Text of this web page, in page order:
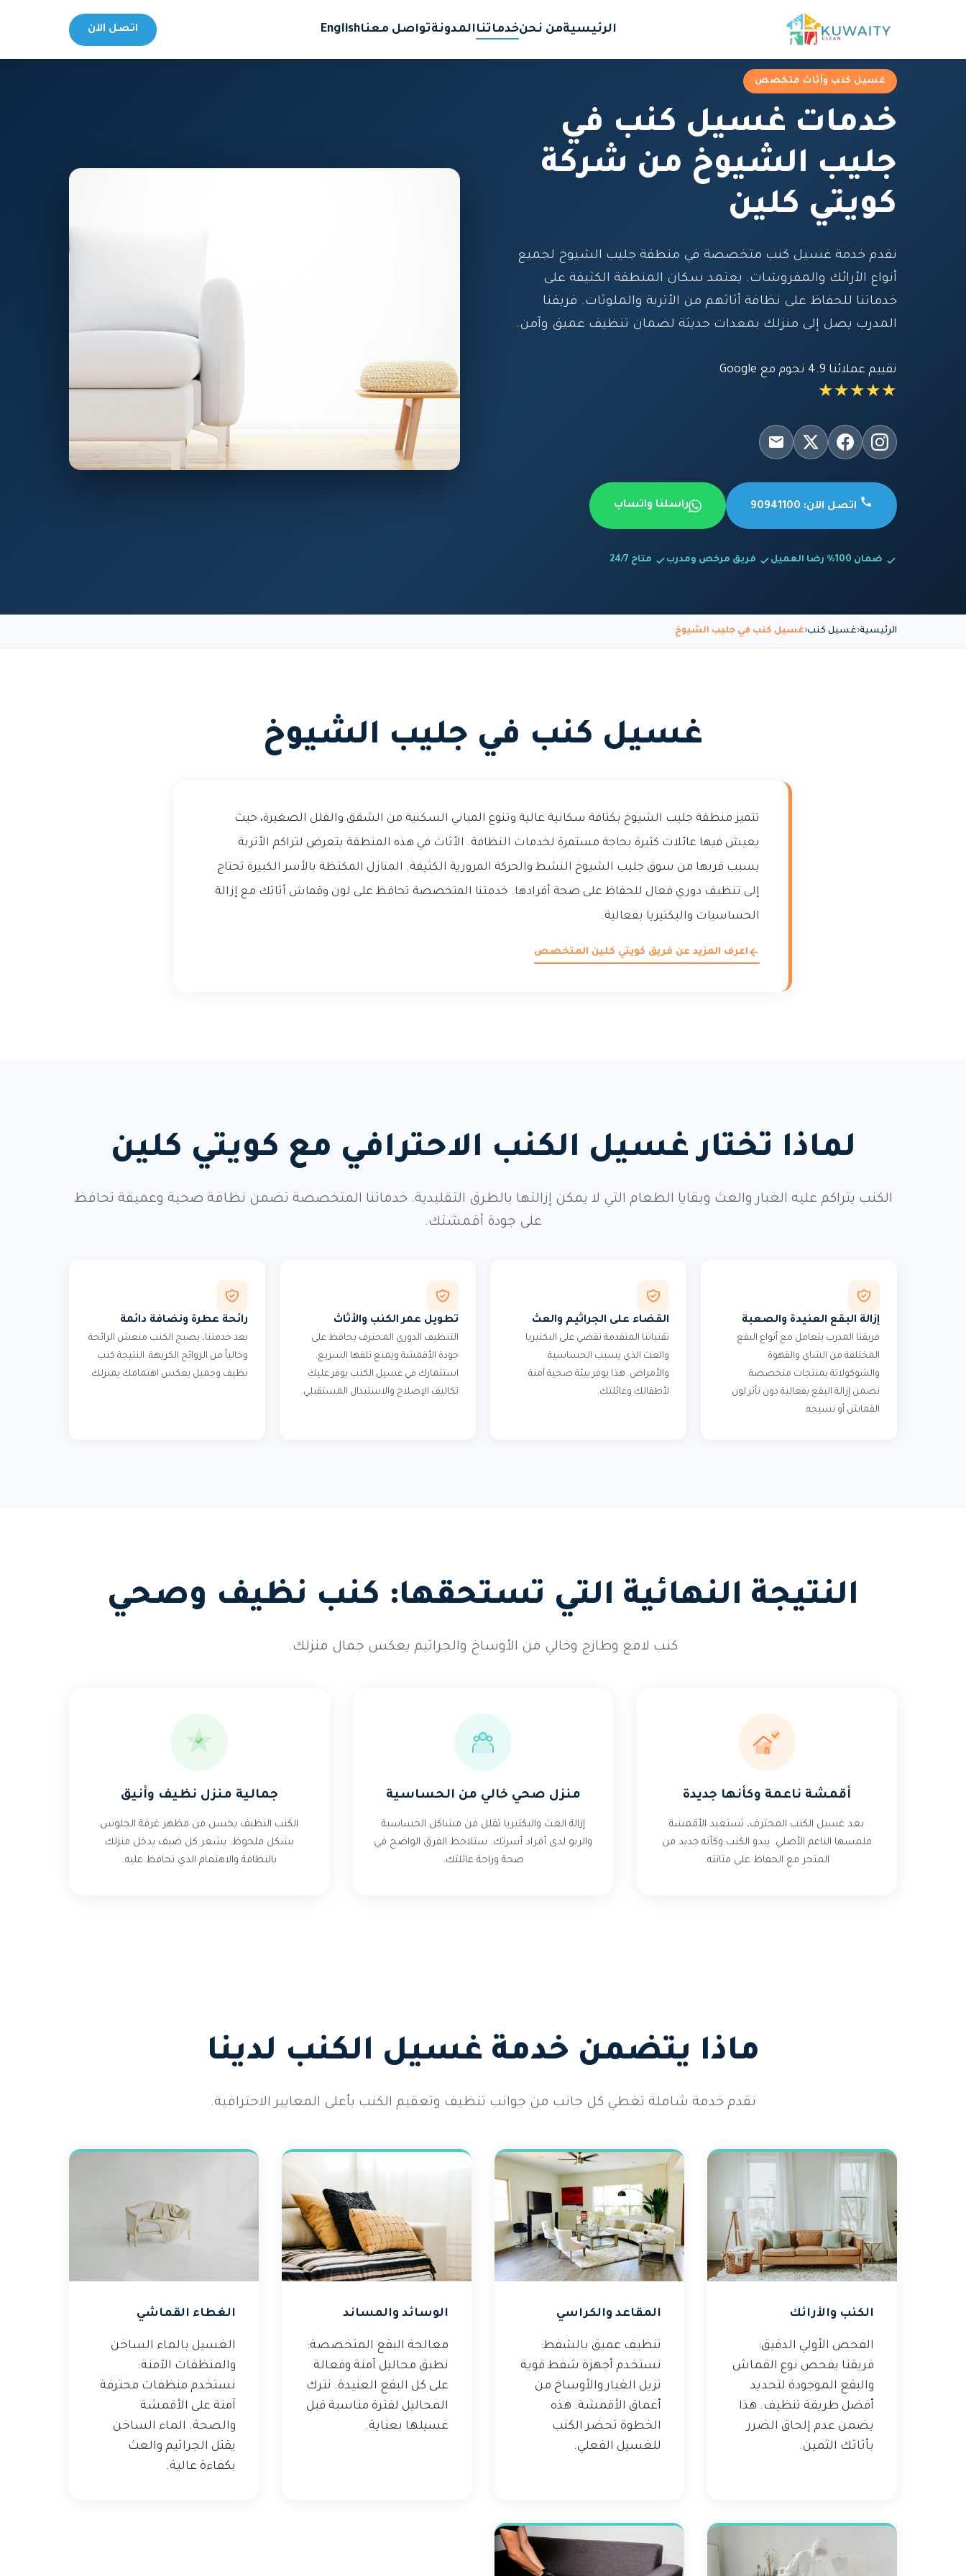
الرئيسيةمن نحنخدماتناالمدونةتواصل معناEnglish اتصل الآن
غسيل كنب وأثاث متخصص
خدمات غسيل كنب في
جليب الشيوخ من شركة
كويتي كلين
نقدم خدمة غسيل كنب متخصصة في منطقة جليب الشيوخ لجميع
أنواع الأرائك والمفروشات. يعتمد سكان المنطقة الكثيفة على
خدماتنا للحفاظ على نظافة أثاثهم من الأتربة والملوثات. فريقنا
المدرب يصل إلى منزلك بمعدات حديثة لضمان تنظيف عميق وآمن.
تقييم عملائنا 4.9 نجوم مع Google
★★★★★
اتصل الآن: 90941100 راسلنا واتساب
ضمان 100% رضا العميل فريق مرخص ومدرب متاح 24/7
الرئيسية غسيل كنب غسيل كنب في جليب الشيوخ
غسيل كنب في جليب الشيوخ
تتميز منطقة جليب الشيوخ بكثافة سكانية عالية وتنوع المباني السكنية من الشقق والفلل الصغيرة، حيث
يعيش فيها عائلات كثيرة بحاجة مستمرة لخدمات النظافة. الأثاث في هذه المنطقة يتعرض لتراكم الأتربة
بسبب قربها من سوق جليب الشيوخ النشط والحركة المرورية الكثيفة. المنازل المكتظة بالأسر الكبيرة تحتاج
إلى تنظيف دوري فعال للحفاظ على صحة أفرادها. خدمتنا المتخصصة تحافظ على لون وقماش أثاثك مع إزالة
الحساسيات والبكتيريا بفعالية.
اعرف المزيد عن فريق كويتي كلين المتخصص
لماذا تختار غسيل الكنب الاحترافي مع كويتي كلين
الكنب يتراكم عليه الغبار والعث وبقايا الطعام التي لا يمكن إزالتها بالطرق التقليدية. خدماتنا المتخصصة تضمن نظافة صحية وعميقة تحافظ
على جودة أقمشتك.
إزالة البقع العنيدة والصعبة
فريقنا المدرب يتعامل مع أنواع البقع
المختلفة من الشاي والقهوة
والشوكولاتة بمنتجات متخصصة.
نضمن إزالة البقع بفعالية دون تأثر لون
القماش أو نسيجه.
القضاء على الجراثيم والعث
تقنياتنا المتقدمة تقضي على البكتيريا
والعث الذي يسبب الحساسية
والأمراض. هذا يوفر بيئة صحية آمنة
لأطفالك وعائلتك.
تطويل عمر الكنب والأثاث
التنظيف الدوري المحترف يحافظ على
جودة الأقمشة ويمنع تلفها السريع.
استثمارك في غسيل الكنب يوفر عليك
تكاليف الإصلاح والاستبدال المستقبلي.
رائحة عطرة ونضافة دائمة
بعد خدمتنا، يصبح الكنب منعش الرائحة
وخالياً من الروائح الكريهة. النتيجة كنب
نظيف وجميل يعكس اهتمامك بمنزلك.
النتيجة النهائية التي تستحقها: كنب نظيف وصحي
كنب لامع وطازج وخالي من الأوساخ والجراثيم يعكس جمال منزلك.
أقمشة ناعمة وكأنها جديدة
بعد غسيل الكنب المحترف، تستعيد الأقمشة
ملمسها الناعم الأصلي. يبدو الكنب وكأنه جديد من
المتجر مع الحفاظ على متانته.
منزل صحي خالي من الحساسية
إزالة العث والبكتيريا تقلل من مشاكل الحساسية
والربو لدى أفراد أسرتك. ستلاحظ الفرق الواضح في
صحة وراحة عائلتك.
جمالية منزل نظيف وأنيق
الكنب النظيف يحسن من مظهر غرفة الجلوس
بشكل ملحوظ. يشعر كل ضيف يدخل منزلك
بالنظافة والاهتمام الذي تحافظ عليه.
ماذا يتضمن خدمة غسيل الكنب لدينا
نقدم خدمة شاملة تغطي كل جانب من جوانب تنظيف وتعقيم الكنب بأعلى المعايير الاحترافية.
الكنب والأرائك
الفحص الأولي الدقيق:
فريقنا يفحص نوع القماش
والبقع الموجودة لتحديد
أفضل طريقة تنظيف. هذا
يضمن عدم إلحاق الضرر
بأثاثك الثمين.
المقاعد والكراسي
تنظيف عميق بالشفط:
نستخدم أجهزة شفط قوية
تزيل الغبار والأوساخ من
أعماق الأقمشة. هذه
الخطوة تحضر الكنب
للغسيل الفعلي.
الوسائد والمساند
معالجة البقع المتخصصة:
نطبق محاليل آمنة وفعالة
على كل البقع العنيدة. نترك
المحاليل لفترة مناسبة قبل
غسيلها بعناية.
الغطاء القماشي
الغسيل بالماء الساخن
والمنظفات الآمنة:
نستخدم منظفات محترفة
آمنة على الأقمشة
والصحة. الماء الساخن
يقتل الجراثيم والعث
بكفاءة عالية.